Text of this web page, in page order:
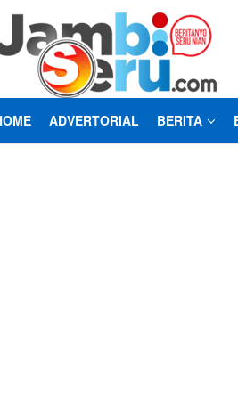
ADVERTORIAL BERITA